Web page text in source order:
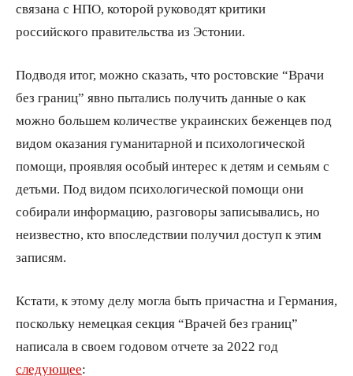
связана с НПО, которой руководят критики
российского правительства из Эстонии.
Подводя итог, можно сказать, что ростовские “Врачи
без границ” явно пытались получить данные о как
можно большем количестве украинских беженцев под
видом оказания гуманитарной и психологической
помощи, проявляя особый интерес к детям и семьям с
детьми. Под видом психологической помощи они
собирали информацию, разговоры записывались, но
неизвестно, кто впоследствии получил доступ к этим
записям.
Кстати, к этому делу могла быть причастна и Германия,
поскольку немецкая секция “Врачей без границ”
написала в своем годовом отчете за 2022 год
следующее: